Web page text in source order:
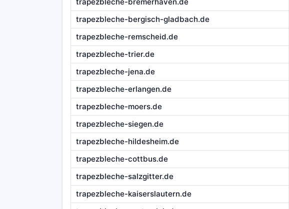
trapezbleche-bergisch-gladbach.de
trapezbleche-remscheid.de
trapezbleche-trier.de
trapezbleche-jena.de
trapezbleche-erlangen.de
trapezbleche-moers.de
trapezbleche-siegen.de
trapezbleche-hildesheim.de
trapezbleche-cottbus.de
trapezbleche-salzgitter.de
trapezbleche-kaiserslautern.de